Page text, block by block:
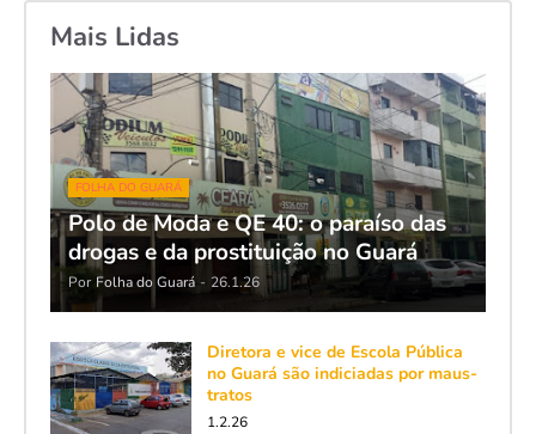
Mais Lidas
FOLHA DO GUARÁ
Polo de Moda e QE 40: o paraíso das
drogas e da prostituição no Guará
Por Folha do Guará - 26.1.26
Diretora e vice de Escola Pública
no Guará são indiciadas por maus-
tratos
1.2.26